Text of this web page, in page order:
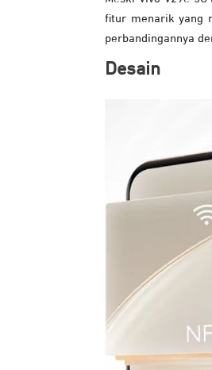
fitur menarik yang
perbandingannya
Desain